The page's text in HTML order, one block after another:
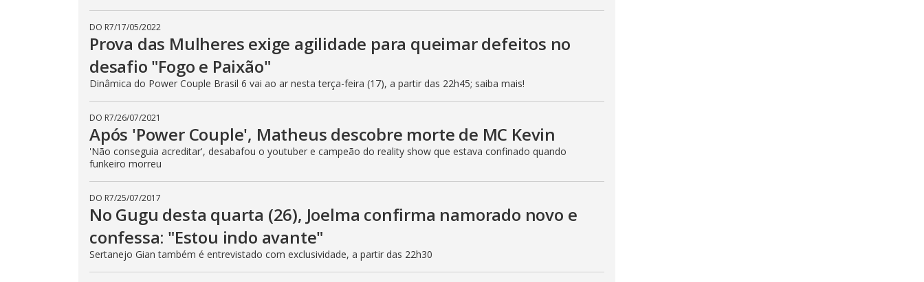
DO R7/17/05/2022
Prova das Mulheres exige agilidade para queimar defeitos no
desafio "Fogo e Paixão"
Dinâmica do Power Couple Brasil 6 vai ao ar nesta terça-feira (17), a partir das 22h45; saiba mais!
DO R7/26/07/2021
Após 'Power Couple', Matheus descobre morte de MC Kevin
'Não conseguia acreditar', desabafou o youtuber e campeão do reality show que estava confinado quando
funkeiro morreu
DO R7/25/07/2017
No Gugu desta quarta (26), Joelma confirma namorado novo e
confessa: "Estou indo avante"
Sertanejo Gian também é entrevistado com exclusividade, a partir das 22h30